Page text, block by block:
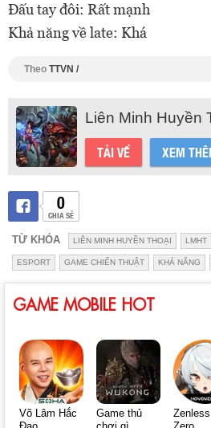
Đấu tay đôi: Rất mạnh
Khả năng về late: Khá
Theo TTVN /
Liên Minh Huyền
TẢI VỀ XEM
0
CHIA SẺ
TỪ KHÓA LIÊN MINH HUYỀN THOẠI LMHT
ESPORT GAME CHIẾN THUẬT KHẢ NĂNG
GAME MOBILE HOT
Võ Lâm Hắc
Game thủ